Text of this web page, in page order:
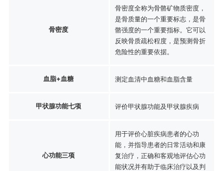
骨密度
骨密度全称为骨骼矿物质密度，
是骨质量的一个重要标志，是骨
骼强度的一个重要指标。它可以
反映骨质疏松程度，是预测骨折
危险性的重要依据。
血脂+血糖 测定血清中血糖和血脂含量
甲状腺功能七项 评价甲状腺功能及甲状腺疾病
心功能三项
用于评价心脏疾病患者的心功
能，并指导患者的日常活动和康
复治疗，正确和客观地评估心功
能状况并有助于临床治疗以及判